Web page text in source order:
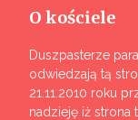
O kościele
Duszpasterze
odwiedzają tą
21.11.2010 roku
nadzieję iż strona